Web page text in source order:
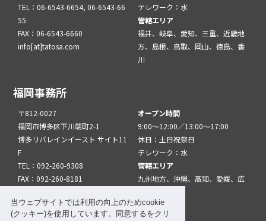
当ウェブサイトでは利用の向上のためcookie
(クッキー)を使用しています。同意するをクリ
TEL：06-6543-6654, 06-6543-66
55
FAX：06-6543-6660
info[at]tatosa.com
テレワーク：水
管轄エリア
福井、岐阜、愛知、三重、近畿地
方、島根、鳥取、岡山、徳島、香
川
福岡事務所
〒812-0027
福岡市博多区下川端町2-1
博多リバレインイースト サイト11
F
TEL：092-260-9308
FAX：092-260-8181
オープン時間
9:00～12:00／13:00～17:00
休日：土日祝祭日
テレワーク：水
管轄エリア
九州地方、沖縄、高知、愛媛、広